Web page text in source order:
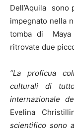
Dell’Aquila sono
impegnato nella
tomba di Maya
ritrovate due
“La proficua
culturali di
internazionale
Evelina
scientifico sono